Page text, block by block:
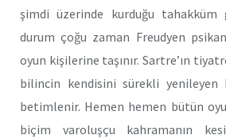
şimdi üzerinde kurduğu
durum çoğu zaman Freudyen
oyun kişilerine taşınır. Sartre’ın
bilincin kendisini sürekli yenileyen
betimlenir. Hemen hemen bütün
biçim varoluşçu kahramanın